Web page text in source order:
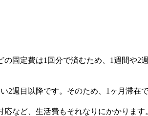
固定費は1回分で済むため、1週間や2
週目以降です。そのため、1ヶ月滞在
など、生活費もそれなりにかかります